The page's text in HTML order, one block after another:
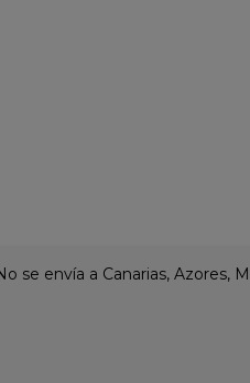
se envía a Canarias, Azores,